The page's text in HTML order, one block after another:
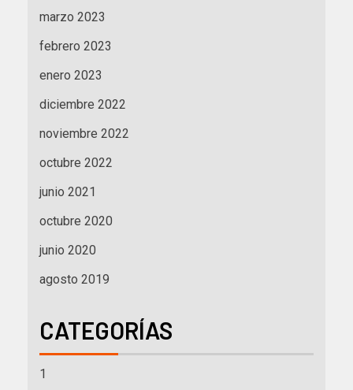
marzo 2023
febrero 2023
enero 2023
diciembre 2022
noviembre 2022
octubre 2022
junio 2021
octubre 2020
junio 2020
agosto 2019
CATEGORÍAS
1